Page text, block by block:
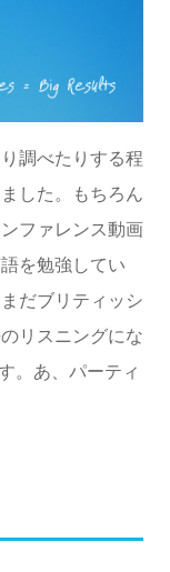
調べたりする程
した。もちろん
ファレンス動画
を勉強してい
だブリティッシ
リスニングにな
。あ、パーティ